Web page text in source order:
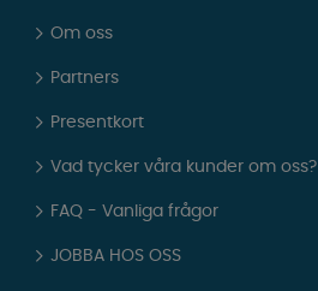
Om oss
Partners
Presentkort
Vad tycker våra kunder om oss?
FAQ - Vanliga frågor
JOBBA HOS OSS